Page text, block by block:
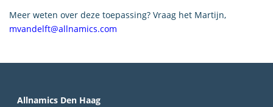
Meer weten over deze toepassing? Vraag het Martijn,
mvandelft@allnamics.com
Allnamics Den Haag